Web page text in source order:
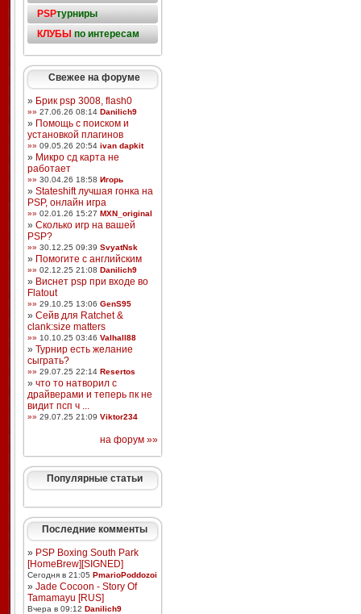
PSPтурниры
КЛУБЫ по интересам
Свежее на форуме
» Брик psp 3008, flash0
»» 27.06.26 08:14 Danilich9
» Помощь с поиском и
установкой плагинов
»» 09.05.26 20:54 ivan dapkit
» Микро сд карта не
работает
»» 30.04.26 18:58 Игорь
» Stateshift лучшая гонка на
PSP, онлайн игра
»» 02.01.26 15:27 MXN_original
» Сколько игр на вашей
PSP?
»» 30.12.25 09:39 SvyatNsk
» Помогите с английским
»» 02.12.25 21:08 Danilich9
» Виснет psp при входе во
Flatout
»» 29.10.25 13:06 GenS95
» Сейв для Ratchet &
clank:size matters
»» 10.10.25 03:46 Valhall88
» Турнир есть желание
сыграть?
»» 29.07.25 22:14 Resertos
» что то натворил с
драйверами и теперь пк не
видит псп ч ...
»» 29.07.25 21:09 Viktor234
на форум »»
Популярные статьи
Последние комменты
» PSP Boxing South Park
[HomeBrew][SIGNED]
Сегодня в 21:05 PmarioPoddozoi
» Jade Cocoon - Story Of
Tamamayu [RUS]
Вчера в 09:12 Danilich9